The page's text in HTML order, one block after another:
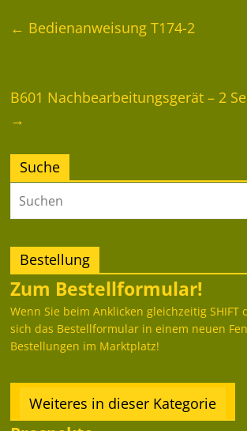
← Bedienanweisung T174-2
B601 Nachbearbeitungsgerät – 2
→
Suche
Bestellung
Zum Bestellformular!
Wenn Sie beim Anklicken gleichzeitig SHIFT
sich das Bestellformular in einem neuen
Bestellungen im Marktplatz!
Weiteres in dieser Kategorie